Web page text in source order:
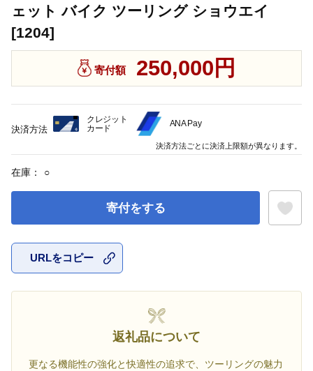
ェット バイク ツーリング ショウエイ
[1204]
寄付額 250,000円
在庫： ○
寄付をする
URLをコピー
返礼品について
更なる機能性の強化と快適性の追求で、ツーリングの魅力
決済方法
クレジット
カード
ANA Pay
決済方法ごとに決済上限額が異なります。